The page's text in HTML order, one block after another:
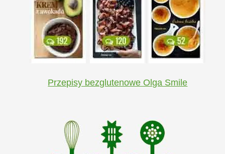
Przepisy bezglutenowe Olga Smile